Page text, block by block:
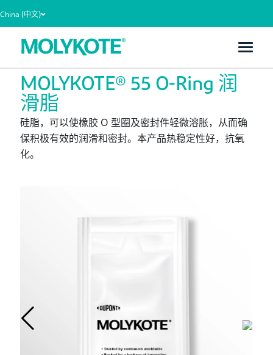
China (中文)
MOLYKOTE® 55 O-Ring 润滑脂
MOLYKOTE® 55 O-Ring 润
滑脂
硅脂，可以使橡胶 O 型圈及密封件轻微溶胀，从而确
保积极有效的润滑和密封。本产品热稳定性好，抗氧
化。